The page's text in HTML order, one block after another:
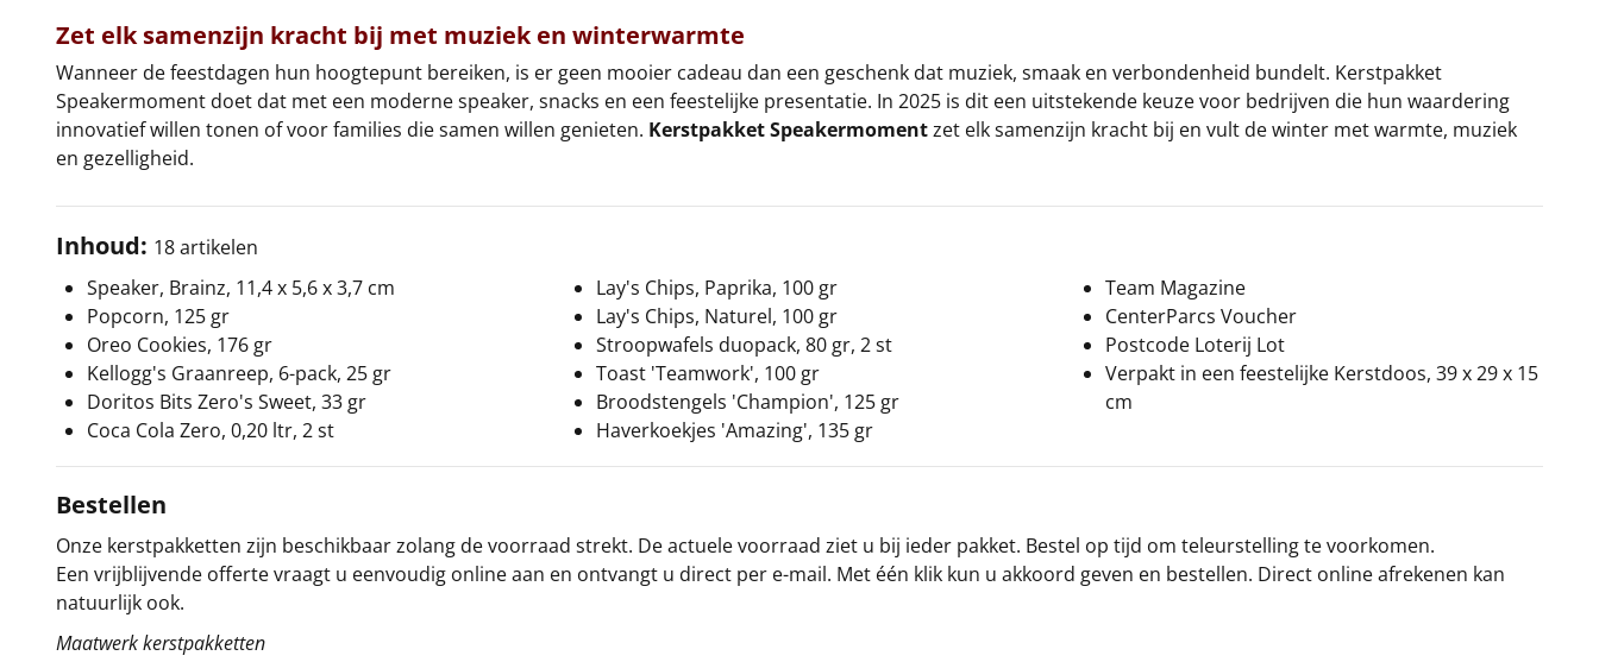
Zet elk samenzijn kracht bij met muziek en winterwarmte
Wanneer de feestdagen hun hoogtepunt bereiken, is er geen mooier cadeau dan een geschenk dat muziek, smaak en verbondenheid bundelt. Kerstpakket
Speakermoment doet dat met een moderne speaker, snacks en een feestelijke presentatie. In 2025 is dit een uitstekende keuze voor bedrijven die hun waardering
innovatief willen tonen of voor families die samen willen genieten. Kerstpakket Speakermomentzet elk samenzijn kracht bij en vult de winter met warmte, muziek
en gezelligheid.
Inhoud: 18 artikelen
Speaker, Brainz, 11,4 x 5,6 x 3,7 cm
Popcorn, 125 gr
Oreo Cookies, 176 gr
Kellogg's Graanreep, 6-pack, 25 gr
Doritos Bits Zero's Sweet, 33 gr
Coca Cola Zero, 0,20 ltr, 2 st
Lay's Chips, Paprika, 100 gr
Lay's Chips, Naturel, 100 gr
Stroopwafels duopack, 80 gr, 2 st
Toast 'Teamwork', 100 gr
Broodstengels 'Champion', 125 gr
Haverkoekjes 'Amazing', 135 gr
Team Magazine
CenterParcs Voucher
Postcode Loterij Lot
Verpakt in een feestelijke Kerstdoos, 39 x 29 x 15
cm
Bestellen
Onze kerstpakketten zijn beschikbaar zolang de voorraad strekt. De actuele voorraad ziet u bij ieder pakket. Bestel op tijd om teleurstelling te voorkomen.
Een vrijblijvende offerte vraagt u eenvoudig online aan en ontvangt u direct per e-mail. Met één klik kun u akkoord geven en bestellen. Direct online afrekenen kan
natuurlijk ook.
Maatwerk kerstpakketten